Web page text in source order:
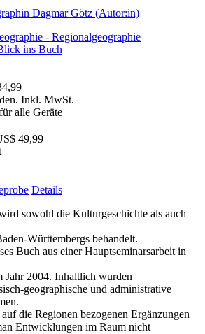
Dagmar Götz (Autor:in)
- Regionalgeographie
ins Buch
Inkl. MwSt.
alle Geräte
49,99
Details
sowohl die Kulturgeschichte als auch
Württembergs behandelt.
Buch aus einer Hauptseminarsarbeit in
Jahr 2004. Inhaltlich wurden
geographische und administrative
die Regionen bezogenen Ergänzungen
Entwicklungen im Raum nicht